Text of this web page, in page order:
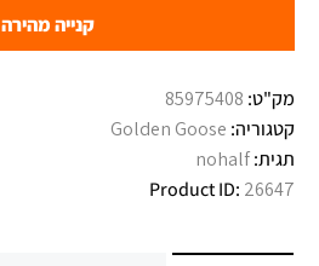
קנייה מהירה
מק"ט: 85975408
קטגוריה: Golden Goose
תגית:nohalf
Product ID: 26647